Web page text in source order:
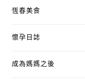
恆春美食
懷孕日誌
成為媽媽之後